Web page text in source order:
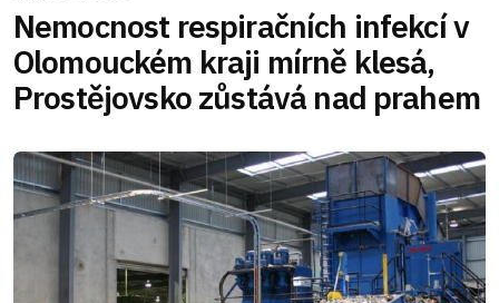
Nemocnost respiračních infekcí v
Olomouckém kraji mírně klesá,
Prostějovsko zůstává nad prahem